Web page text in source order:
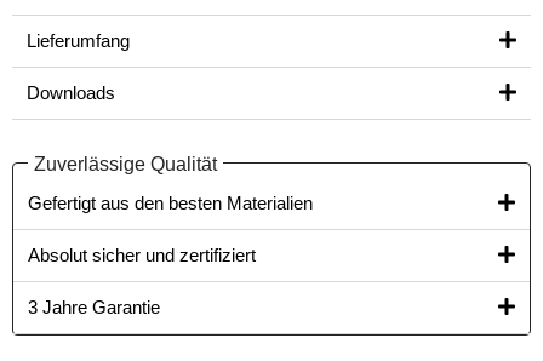
Lieferumfang
Downloads
Zuverlässige Qualität
Gefertigt aus den besten Materialien​
Absolut sicher und zertifiziert
3 Jahre Garantie